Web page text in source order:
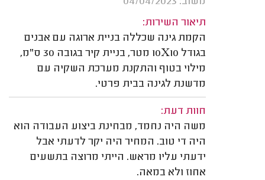
תיאור השירות:
הקמת גינה שכללה בניית ארוגה עם אבנים
בגודל 10X10 מטר, בניית קיר בגובה 30 ס"מ,
מילוי בטוף והתקנת מערכת השקיה עם
מדשנת לגינה בבית פרטי.
חוות דעת:
משה היה נחמד, מבחינת ביצוע העבודה הוא
היה די טוב. המחיר היה יקר לדעתי אבל
ידעתי עליו מראש. הייתי מרוצה בתשעים
אחוז ולא במאה.